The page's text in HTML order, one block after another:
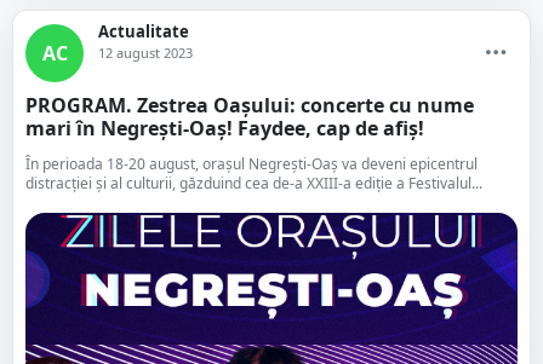
AC
Actualitate
12 august 2023
PROGRAM. Zestrea Oașului: concerte cu nume
mari în Negrești-Oaș! Faydee, cap de afiș!
În perioada 18-20 august, orașul Negrești-Oaș va deveni epicentrul
distracției și al culturii, găzduind cea de-a XXIII-a ediție a Festivalul...